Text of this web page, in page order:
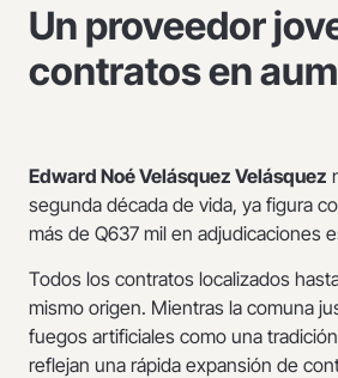
Un proveedor
contratos en
Edward Noé Velásquez Velásquez
segunda década de vida, ya figura
más de Q637 mil en adjudicaciones
Todos los contratos localizados
mismo origen. Mientras la comuna
fuegos artificiales como una
reflejan una rápida expansión de